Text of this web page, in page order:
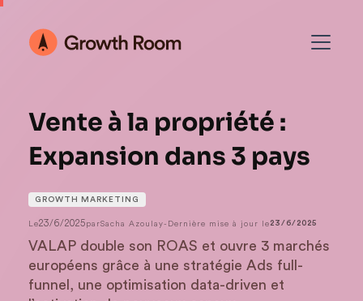
Vente à la propriété :
Expansion dans 3 pays
GROWTH MARKETING
Le23/6/2025parSacha Azoulay- Dernière mise à jour le 23/6/2025
VALAP double son ROAS et ouvre 3 marchés
européens grâce à une stratégie Ads full-
funnel, une optimisation data-driven et